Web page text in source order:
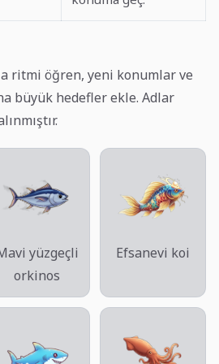
ritmi öğren, yeni konumlar ve
büyük hedefler ekle. Adlar
yüzgeçli
orkinos
Efsanevi koi